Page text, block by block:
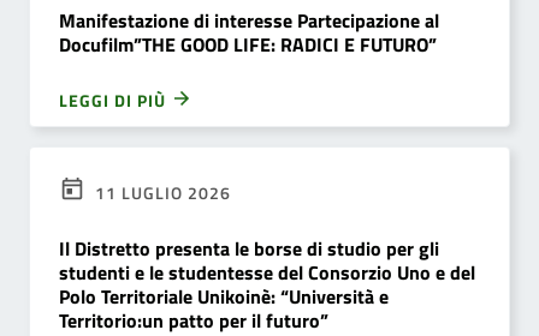
Manifestazione di interesse Partecipazione al
Docufilm”THE GOOD LIFE: RADICI E FUTURO”
LEGGI DI PIÙ
11 LUGLIO 2026
Il Distretto presenta le borse di studio per gli
studenti e le studentesse del Consorzio Uno e del
Polo Territoriale Unikoinè: “Università e
Territorio:un patto per il futuro”